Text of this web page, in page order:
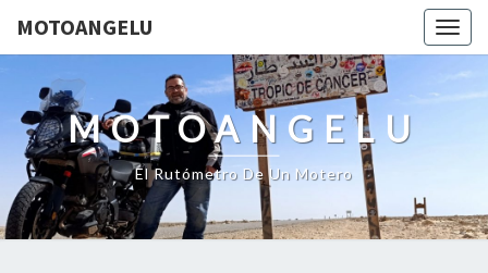
MOTOANGELU
MOTOANGELU
El Rutómetro De Un Motero